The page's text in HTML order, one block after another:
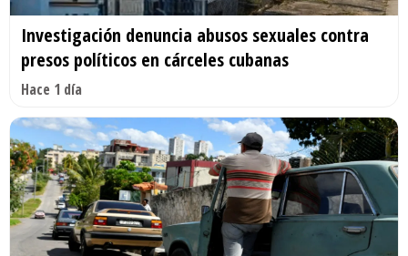
Investigación denuncia abusos sexuales contra
presos políticos en cárceles cubanas
Hace 1 día